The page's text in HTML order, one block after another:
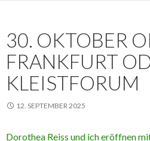
30. OKTOBER
FRANKFURT
KLEISTFORUM
12. SEPTEMBER 2025
Dorothea Reiss und ich eröffnen